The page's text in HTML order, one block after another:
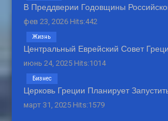
В Преддверии Годовщины
фев 23, 2026 Hits:442
Центральный Еврейский Совет
июнь 24, 2025 Hits:1014
Жизнь
Церковь Греции Планирует
март 31, 2025 Hits:1579
Бизнес